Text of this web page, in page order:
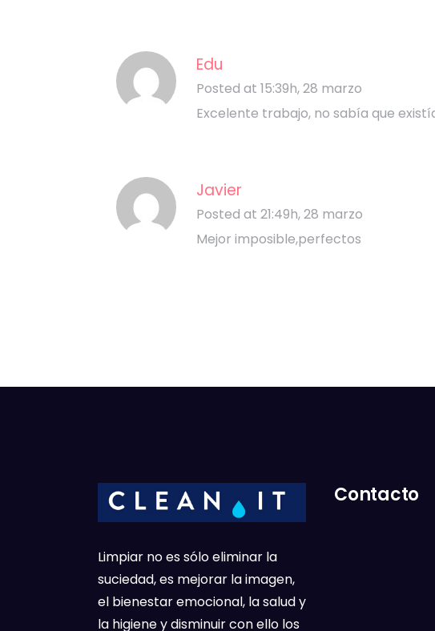
Edu
Posted at 15:39h, 28 marzo
Excelente trabajo, no sabía que
Javier
Posted at 21:49h, 28 marzo
Mejor imposible,perfectos
Limpiar no es sólo eliminar la
suciedad, es mejorar la imagen,
el bienestar emocional, la salud y
la higiene y disminuir con ello los
Contacto